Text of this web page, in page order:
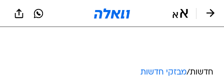
חדשות/מבזקי חדשות